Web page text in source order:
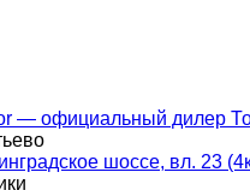
— официальный дилер
шоссе, вл. 23